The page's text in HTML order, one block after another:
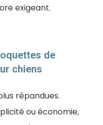
exigeant.
de
chiens
répandues.
ou économie,